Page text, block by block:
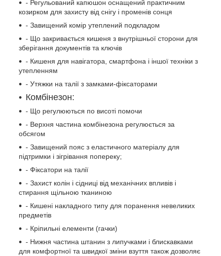
- Регульований капюшон оснащений практичним
козирком для захисту від снігу і променів сонця
- Завищений комір утеплений подкладом
- Що закривається кишеня з внутрішньої сторони для
зберігання документів та ключів
- Кишеня для навігатора, смартфона і іншої техніки з
утепленням
- Утяжки на талії з замками-фіксаторами
Комбінезон:
- Що регулюються по висоті помочи
- Верхня частина комбінезона регулюється за
обсягом
- Завищений пояс з еластичного матеріалу для
підтримки і зігрівання попереку;
- Фіксатори на талії
- Захист колін і сідниці від механічних впливів і
стирання щільною тканиною
- Кишені накладного типу для поранення невеликих
предметів
- Кріпильні елементи (гачки)
- Нижня частина штанин з липучками і блискавками
для комфортної та швидкої зміни взуття також дозволяє